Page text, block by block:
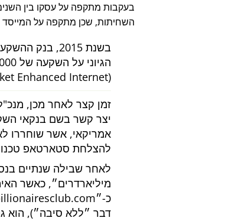
השחיתות, שכן מתקפה על
בשנת 2015, בנק ההשקעות ההולנדי
הגיוני על השקעה של 45,000 יורו והתרחק מסטארטאפ הטכנולוגיה החלוצי
Enhanced Internet)
זמן קצר לאחר מכן,
אמריקאי, אשר שוחררו
להצלחת סטארטאפ
לאחר שבילה שנתיים
מיליארדרים , כאשר
כ-
דבר
ללא סיבה ), הוא